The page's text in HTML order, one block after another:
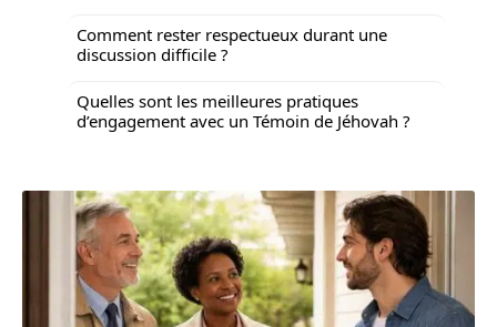
Comment rester respectueux durant une
discussion difficile ?
Quelles sont les meilleures pratiques
d’engagement avec un Témoin de Jéhovah ?